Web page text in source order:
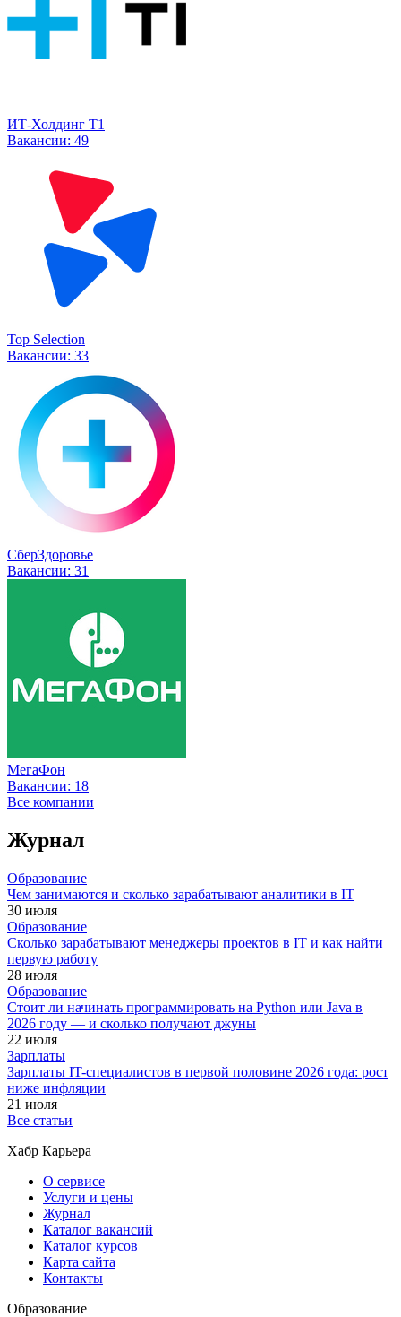
ИТ-Холдинг Т1
Вакансии: 49
Top Selection
Вакансии: 33
СберЗдоровье
Вакансии: 31
МегаФон
Вакансии: 18
Все компании
Журнал
Образование
Чем занимаются и сколько зарабатывают аналитики в IT
30 июля
Образование
Сколько зарабатывают менеджеры проектов в IT и как найти
первую работу
28 июля
Образование
Стоит ли начинать программировать на Python или Java в
2026 году — и сколько получают джуны
22 июля
Зарплаты
Зарплаты IT-специалистов в первой половине 2026 года: рост
ниже инфляции
21 июля
Все статьи
Хабр Карьера
О сервисе
Услуги и цены
Журнал
Каталог вакансий
Каталог курсов
Карта сайта
Контакты
Образование